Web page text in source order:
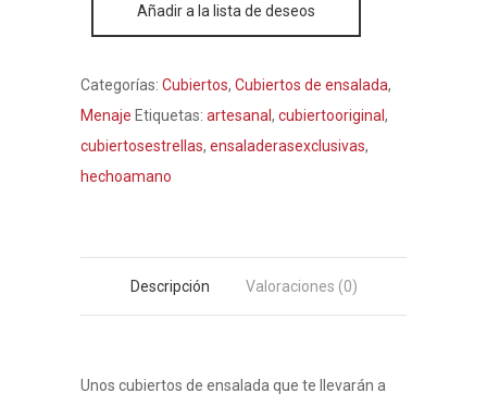
Añadir a la lista de deseos
Categorías: Cubiertos, Cubiertos de ensalada,
Menaje Etiquetas: artesanal , cubiertooriginal ,
cubiertosestrellas, ensaladerasexclusivas,
hechoamano
Descripción Valoraciones (0)
Unos cubiertos de ensalada que te llevarán a